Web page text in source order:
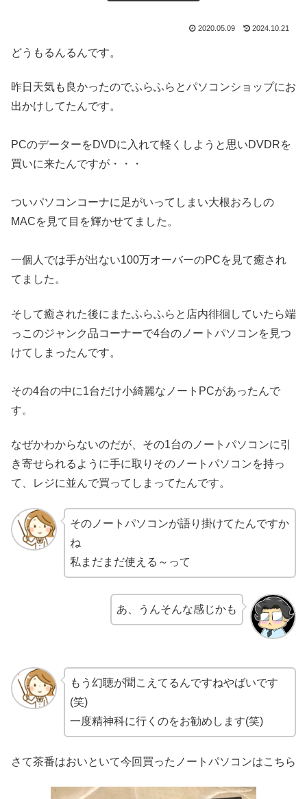
2020.05.09 2024.10.21
どうもるんるんです。
昨日天気も良かったのでふらふらとパソコンショップにお
出かけしてたんです。
PCのデーターをDVDに入れて軽くしようと思いDVDRを
買いに来たんですが・・・
ついパソコンコーナに足がいってしまい大根おろしの
MACを見て目を輝かせてました。
一個人では手が出ない100万オーバーのPCを見て癒され
てました。
そして癒された後にまたふらふらと店内徘徊していたら端
っこのジャンク品コーナーで4台のノートパソコンを見つ
けてしまったんです。
その4台の中に1台だけ小綺麗なノートPCがあったんで
す。
なぜかわからないのだが、その1台のノートパソコンに引
き寄せられるように手に取りそのノートパソコンを持っ
て、レジに並んで買ってしまってたんです。
そのノートパソコンが語り掛けてたんですか
ね
私まだまだ使える～って
あ、うんそんな感じかも
もう幻聴が聞こえてるんですねやばいです
(笑)
一度精神科に行くのをお勧めします(笑)
さて茶番はおいといて今回買ったノートパソコンはこちら